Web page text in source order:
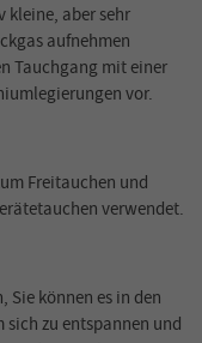
kleine, aber sehr
aufnehmen
Tauchgang mit einer
vor.
Freitauchen und
verwendet.
Sie können es in den
zu entspannen und